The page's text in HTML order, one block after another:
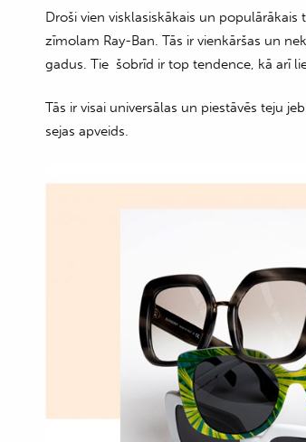
Droši vien visklasiskākais un populārākais
zīmolam Ray-Ban. Tās ir vienkāršas un
gadus. Tie šobrīd ir top tendence, kā arī
Tās ir visai universālas un piestāvēs teju
sejas apveids.